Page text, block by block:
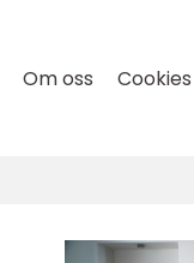
Om oss Cookies